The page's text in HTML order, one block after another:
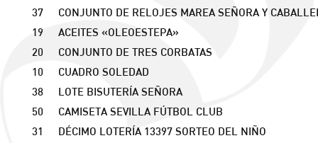
37
CONJUNTO DE RELOJES MAREA SEÑORA Y
19
ACEITES «OLEOESTEPA»
20
CONJUNTO DE TRES CORBATAS
10
CUADRO SOLEDAD
38
LOTE BISUTERÍA SEÑORA
50
CAMISETA SEVILLA FÚTBOL CLUB
31
DÉCIMO LOTERÍA 13397 SORTEO DEL NIÑO